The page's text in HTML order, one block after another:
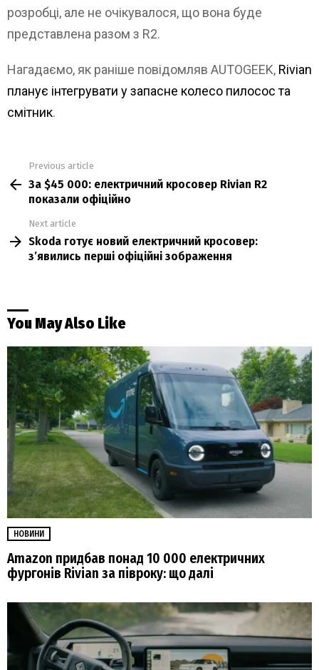
розробці, але не очікувалося, що вона буде
представлена разом з R2.
Нагадаємо, як раніше повідомляв AUTOGEEK, Rivian
планує інтегрувати у запасне колесо пилосос та
смітник.
more
Previous article
За $45 000: електричний кросовер Rivian R2
показали офіційно
Next article
Skoda готує новий електричний кросовер:
з’явились перші офіційні зображення
You May Also Like
НОВИНИ
Amazon придбав понад 10 000 електричних
фургонів Rivian за півроку: що далі